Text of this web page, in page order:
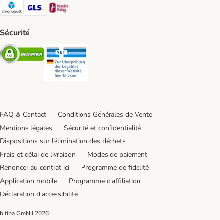
Chronopost Shipping Method
GLS Shipping Method
Sécurité
Security
FAQ & Contact
Conditions Générales de Vente
Mentions légales
Sécurité et confidentialité
Dispositions sur l’élimination des déchets
Frais et délai de livraison
Modes de paiement
Renoncer au contrat ici
Programme de fidélité
Application mobile
Programme d'affiliation
Déclaration d'accessibilité
bitiba GmbH 2026